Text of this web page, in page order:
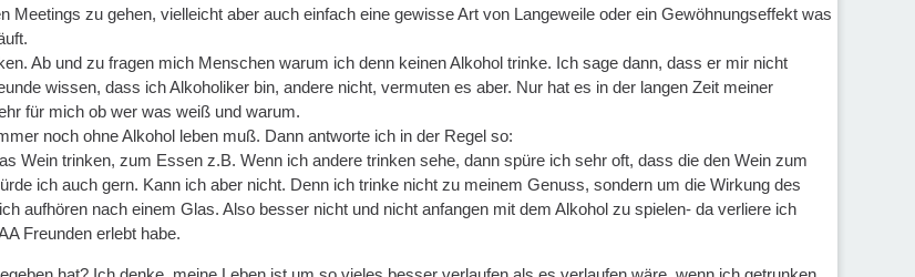
Meetings zu gehen, vielleicht aber auch einfach eine gewisse Art von Langeweile oder ein Gewöhnungseffekt was
Ab und zu fragen mich Menschen warum ich denn keinen Alkohol trinke. Ich sage dann, dass er mir nicht
wissen, dass ich Alkoholiker bin, andere nicht, vermuten es aber. Nur hat es in der langen Zeit meiner
für mich ob wer was weiß und warum.
noch ohne Alkohol leben muß. Dann antworte ich in der Regel so:
Wein trinken, zum Essen z.B. Wenn ich andere trinken sehe, dann spüre ich sehr oft, dass die den Wein zum
ich auch gern. Kann ich aber nicht. Denn ich trinke nicht zu meinem Genuss, sondern um die Wirkung des
aufhören nach einem Glas. Also besser nicht und nicht anfangen mit dem Alkohol zu spielen- da verliere ich
Freunden erlebt habe.